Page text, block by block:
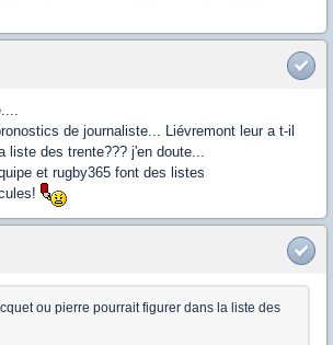
de journaliste... Liévremont leur a t-il
liste des trente??? j'en doute...
et rugby365 font des listes
ou pierre pourrait figurer dans la liste des